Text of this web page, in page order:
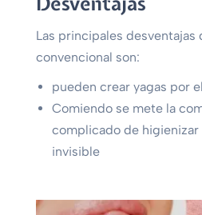
Las principales desventajas
convencional son:
pueden crear yagas por
Comiendo se mete la
complicado de
invisible